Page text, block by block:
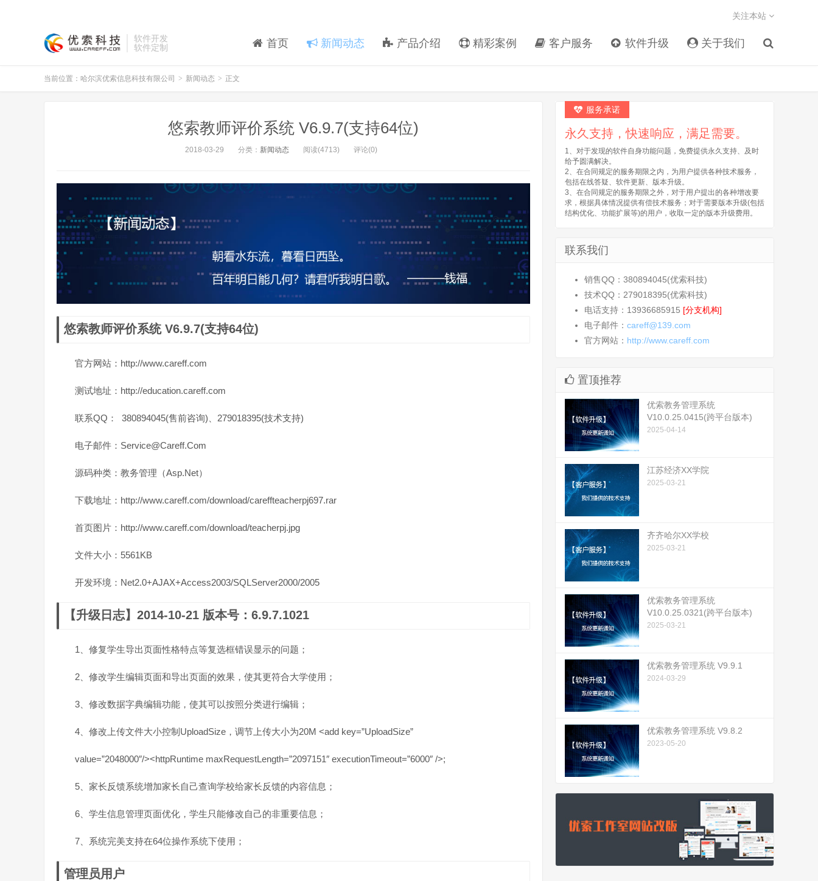
软件开发
软件定制
首页 新闻动态 产品介绍 精彩案例 客户服务 软件升级 关于我们
关注本站
当前位置： 哈尔滨优索信息科技有限公司 > 新闻动态 > 正文
悠索教师评价系统 V6.9.7(支持64位)
2018-03-29 分类： 新闻动态 阅读(4713) 评论(0)
悠索教师评价系统 V6.9.7(支持64位)
官方网站：http://www.careff.com
测试地址：http://education.careff.com
联系QQ： 380894045(售前咨询)、279018395(技术支持)
电子邮件：Service@Careff.Com
源码种类：教务管理（Asp.Net）
下载地址：http://www.careff.com/download/careffteacherpj697.rar
首页图片：http://www.careff.com/download/teacherpj.jpg
文件大小：5561KB
开发环境：Net2.0+AJAX+Access2003/SQLServer2000/2005
【升级日志】2014-10-21 版本号：6.9.7.1021
1、修复学生导出页面性格特点等复选框错误显示的问题；
2、修改学生编辑页面和导出页面的效果，使其更符合大学使用；
3、修改数据字典编辑功能，使其可以按照分类进行编辑；
4、修改上传文件大小控制UploadSize，调节上传大小为20M <add key=”UploadSize”
value=”2048000″/><httpRuntime maxRequestLength=”2097151″ executionTimeout=”6000″ />;
5、家长反馈系统增加家长自己查询学校给家长反馈的内容信息；
6、学生信息管理页面优化，学生只能修改自己的非重要信息；
7、系统完美支持在64位操作系统下使用；
管理员用户
服务承诺
永久支持，快速响应，满足需要。
1、对于发现的软件自身功能问题，免费提供永久支持、及时
给予圆满解决。
2、在合同规定的服务期限之内，为用户提供各种技术服务，
包括在线答疑、软件更新、版本升级。
3、在合同规定的服务期限之外，对于用户提出的各种增改要
求，根据具体情况提供有偿技术服务；对于需要版本升级(包括
结构优化、功能扩展等)的用户，收取一定的版本升级费用。
联系我们
销售QQ：380894045(优索科技)
技术QQ：279018395(优索科技)
电话支持：13936685915 [分支机构]
电子邮件： careff@139.com
官方网站： http://www.careff.com
置顶推荐
优索教务管理系统
V10.0.25.0415(跨平台版本)
2025-04-14
江苏经济XX学院
2025-03-21
齐齐哈尔XX学校
2025-03-21
优索教务管理系统
V10.0.25.0321(跨平台版本)
2025-03-21
优索教务管理系统 V9.9.1
2024-03-29
优索教务管理系统 V9.8.2
2023-05-20